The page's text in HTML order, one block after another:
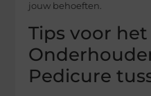
jouw behoeften.
Tips voor het
Pedicure